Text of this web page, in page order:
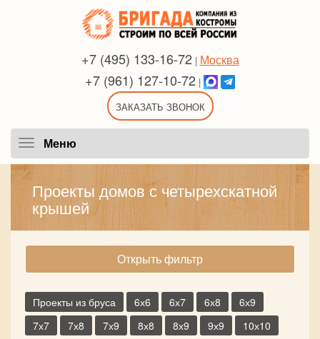
+7 (495) 133-16-72 | Москва
+7 (961) 127-10-72 |
ЗАКАЗАТЬ ЗВОНОК
Меню
Проекты домов с четырехскатной
крышей
Открыть фильтр
Проекты из бруса 6х6 6х7 6х8
6х9
7х7
7х8 7х9 8х8 8х9 9х9
10х10